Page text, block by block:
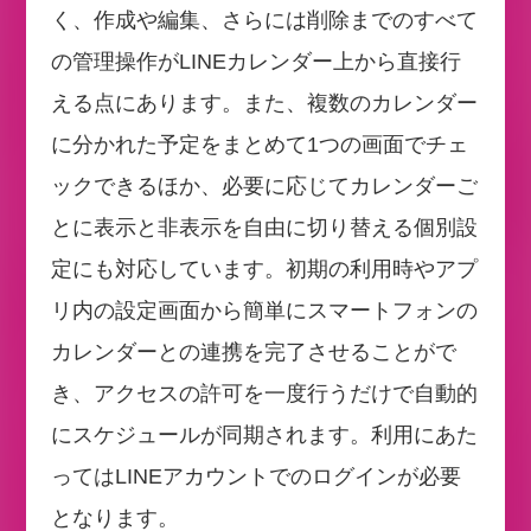
く、作成や編集、さらには削除までのすべて
の管理操作がLINEカレンダー上から直接行
える点にあります。また、複数のカレンダー
に分かれた予定をまとめて1つの画面でチェ
ックできるほか、必要に応じてカレンダーご
とに表示と非表示を自由に切り替える個別設
定にも対応しています。初期の利用時やアプ
リ内の設定画面から簡単にスマートフォンの
カレンダーとの連携を完了させることがで
き、アクセスの許可を一度行うだけで自動的
にスケジュールが同期されます。利用にあた
ってはLINEアカウントでのログインが必要
となります。